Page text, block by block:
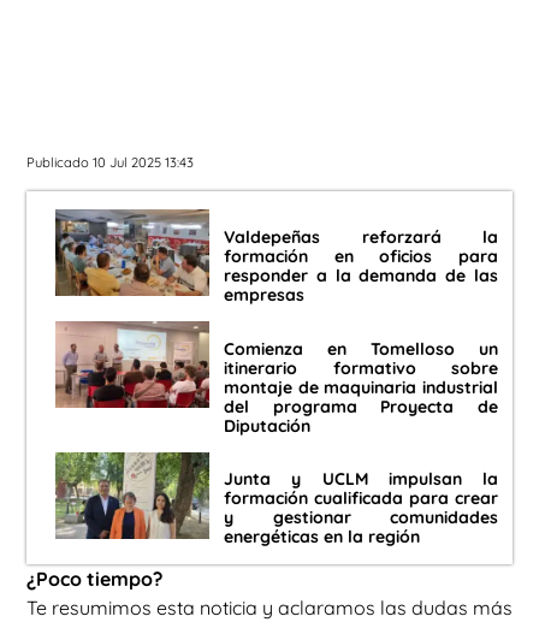
Publicado 10 Jul 2025 13:43
Valdepeñas reforzará la
formación en oficios para
responder a la demanda de las
empresas
Comienza en Tomelloso un
itinerario formativo sobre
montaje de maquinaria industrial
del programa Proyecta de
Diputación
Junta y UCLM impulsan la
formación cualificada para crear
y gestionar comunidades
energéticas en la región
¿Poco tiempo?
Te resumimos esta noticia y aclaramos las dudas más